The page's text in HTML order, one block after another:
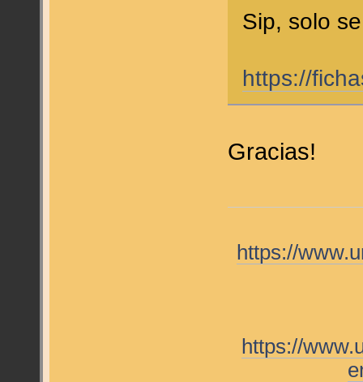
Sip, solo
https://
Gracias!
https://
https://